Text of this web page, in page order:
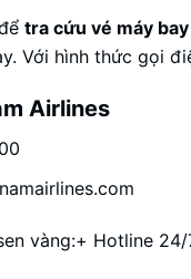
tra cứu vé máy
Với hình thức gọi
Airlines
vàng:+ Hotline 24/